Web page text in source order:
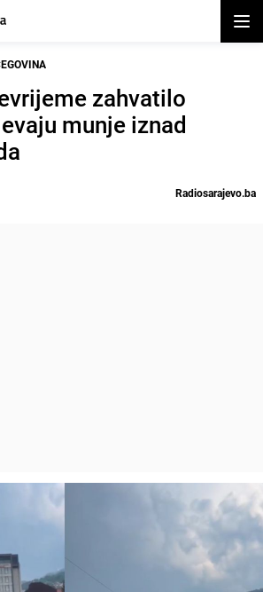
zahvatilo
munje iznad
Radiosarajevo.ba